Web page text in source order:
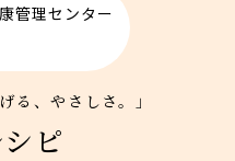
る、やさしさ。」
ピ